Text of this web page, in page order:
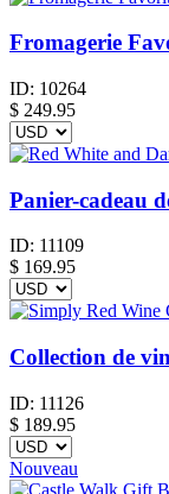
Fromagerie
ID: 10264
$ 249.95
Panier-cadeau
ID: 11109
$ 169.95
Collection de
ID: 11126
$ 189.95
Nouveau